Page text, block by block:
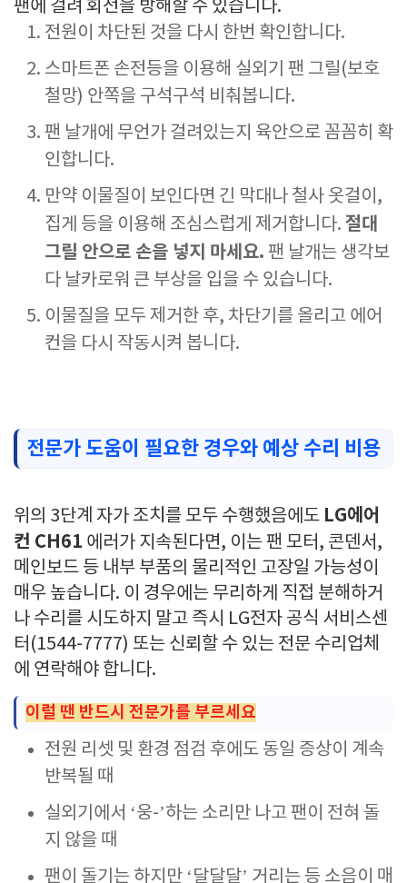
팬에 걸려 회전을 방해할 수 있습니다.
전원이 차단된 것을 다시 한번 확인합니다.
스마트폰 손전등을 이용해 실외기 팬 그릴(보호
철망) 안쪽을 구석구석 비춰봅니다.
팬 날개에 무언가 걸려있는지 육안으로 꼼꼼히 확
인합니다.
만약 이물질이 보인다면 긴 막대나 철사 옷걸이,
집게 등을 이용해 조심스럽게 제거합니다. 절대
그릴 안으로 손을 넣지 마세요. 팬 날개는 생각보
다 날카로워 큰 부상을 입을 수 있습니다.
이물질을 모두 제거한 후, 차단기를 올리고 에어
컨을 다시 작동시켜 봅니다.
전문가 도움이 필요한 경우와 예상 수리 비용
위의 3단계 자가 조치를 모두 수행했음에도 LG에어
컨 CH61 에러가 지속된다면, 이는 팬 모터, 콘덴서,
메인보드 등 내부 부품의 물리적인 고장일 가능성이
매우 높습니다. 이 경우에는 무리하게 직접 분해하거
나 수리를 시도하지 말고 즉시 LG전자 공식 서비스센
터(1544-7777) 또는 신뢰할 수 있는 전문 수리업체
에 연락해야 합니다.
이럴 땐 반드시 전문가를 부르세요
전원 리셋 및 환경 점검 후에도 동일 증상이 계속
반복될 때
실외기에서 ‘웅-’하는 소리만 나고 팬이 전혀 돌
지 않을 때
팬이 돌기는 하지만 ‘달달달’ 거리는 등 소음이 매